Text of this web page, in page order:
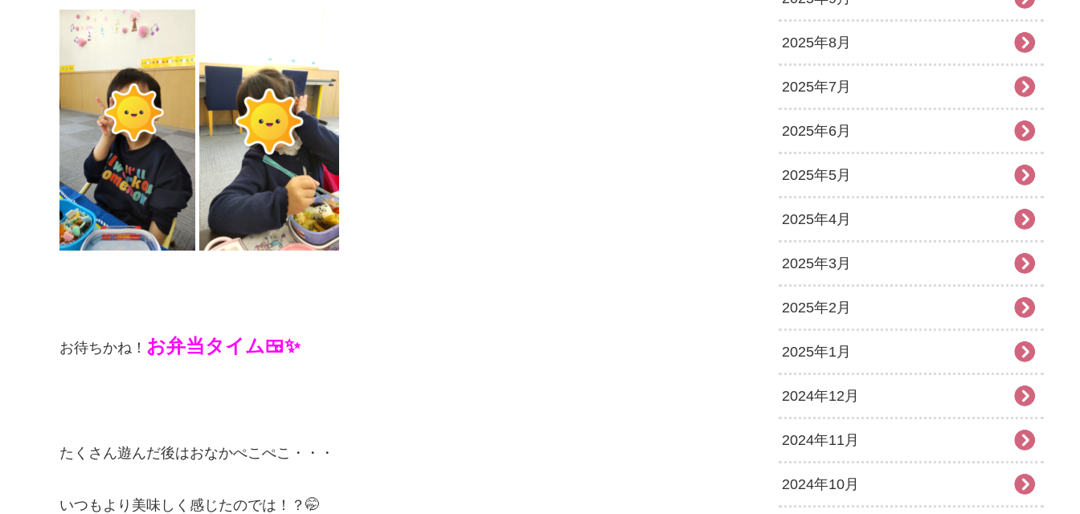
お待ちかね！ お弁当タイム🍱✨
たくさん遊んだ後はおなかぺこぺこ・・・
いつもより美味しく感じたのでは！？🤭
2025年8月
2025年7月
2025年6月
2025年5月
2025年4月
2025年3月
2025年2月
2025年1月
2024年12月
2024年11月
2024年10月